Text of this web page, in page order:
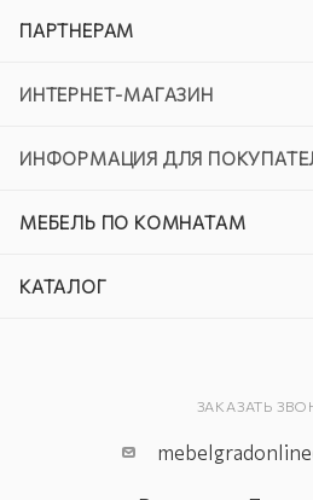
ПАРТНЕРАМ
ИНТЕРНЕТ-МАГАЗИН
ИНФОРМАЦИЯ ДЛЯ
МЕБЕЛЬ ПО КОМНАТАМ
КАТАЛОГ
ЗАКАЗАТЬ